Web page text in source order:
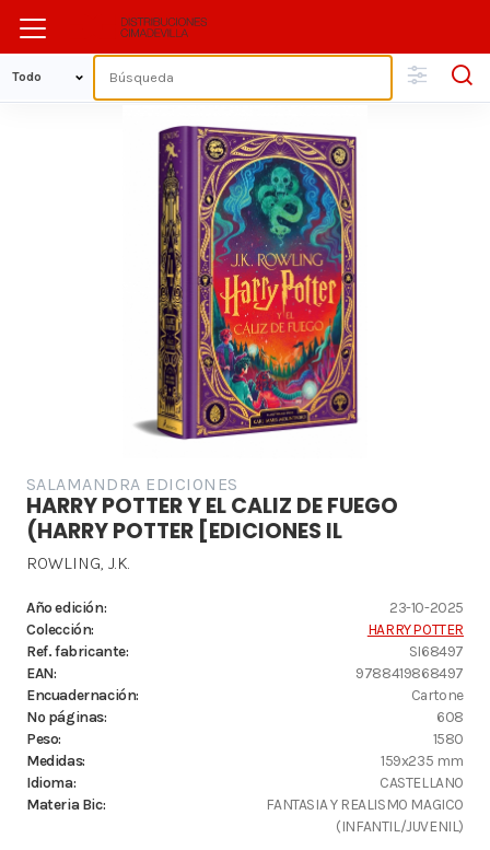
SALAMANDRA EDICIONES
HARRY POTTER Y EL CALIZ DE FUEGO
(HARRY POTTER [EDICIONES IL
ROWLING, J.K.
Año edición:
23-10-2025
Colección:
HARRY POTTER
Ref. fabricante:
SI68497
EAN:
9788419868497
Encuadernación:
Cartone
Nº páginas:
608
Peso:
1580
Medidas:
159x235 mm
Idioma:
CASTELLANO
Materia Bic:
FANTASIA Y REALISMO MAGICO
(INFANTIL/JUVENIL)